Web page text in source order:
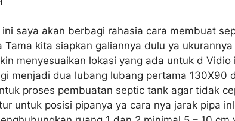
ini saya akan berbagi rahasia cara membuat
Tama kita siapkan galiannya dulu ya
menyesuaikan lokasi yang ada untuk d Vidio
menjadi dua lubang lubang pertama 130X90
proses pembuatan septic tank agar tidak
untuk posisi pipanya ya cara nya jarak pipa